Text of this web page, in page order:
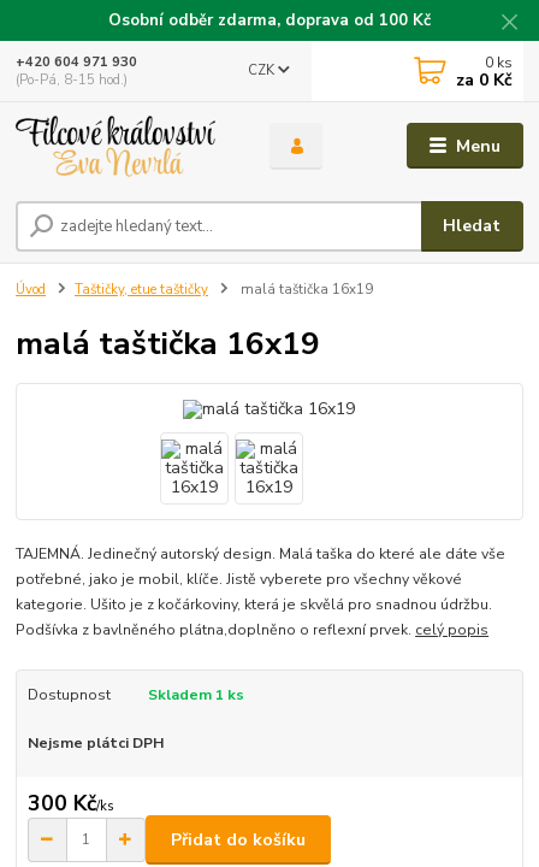
Osobní odběr zdarma, doprava od 100 Kč
Menu
CZK
Hledat
+420 604 971 930
(Po-Pá, 8-15 hod.)
0 ks
za 0 Kč
Úvod Taštičky, etue taštičky malá taštička 16x19
malá taštička 16x19
TAJEMNÁ. Jedinečný autorský design. Malá taška do které ale dáte vše
potřebné, jako je mobil, klíče. Jistě vyberete pro všechny věkové
kategorie. Ušito je z kočárkoviny, která je skvělá pro snadnou údržbu.
Podšívka z bavlněného plátna,doplněno o reflexní prvek. celý popis
Dostupnost Skladem 1 ks
Nejsme plátci DPH
300 Kč/ks
Přidat do košíku